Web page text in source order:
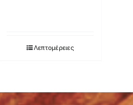
Λεπτομέρειες